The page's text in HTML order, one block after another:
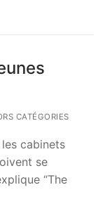
CATÉGORIES
cabinets
se
“The